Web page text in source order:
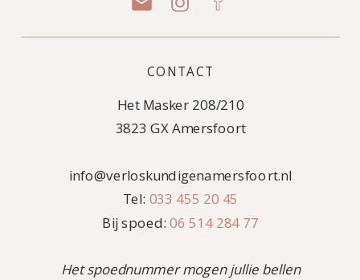
CONTACT
Het Masker 208/210
3823 GX Amersfoort
info@verloskundigenamersfoort.nl
Tel: 033 455 20 45
Bij spoed:06 514 284 77
Het spoednummer mogen jullie bellen